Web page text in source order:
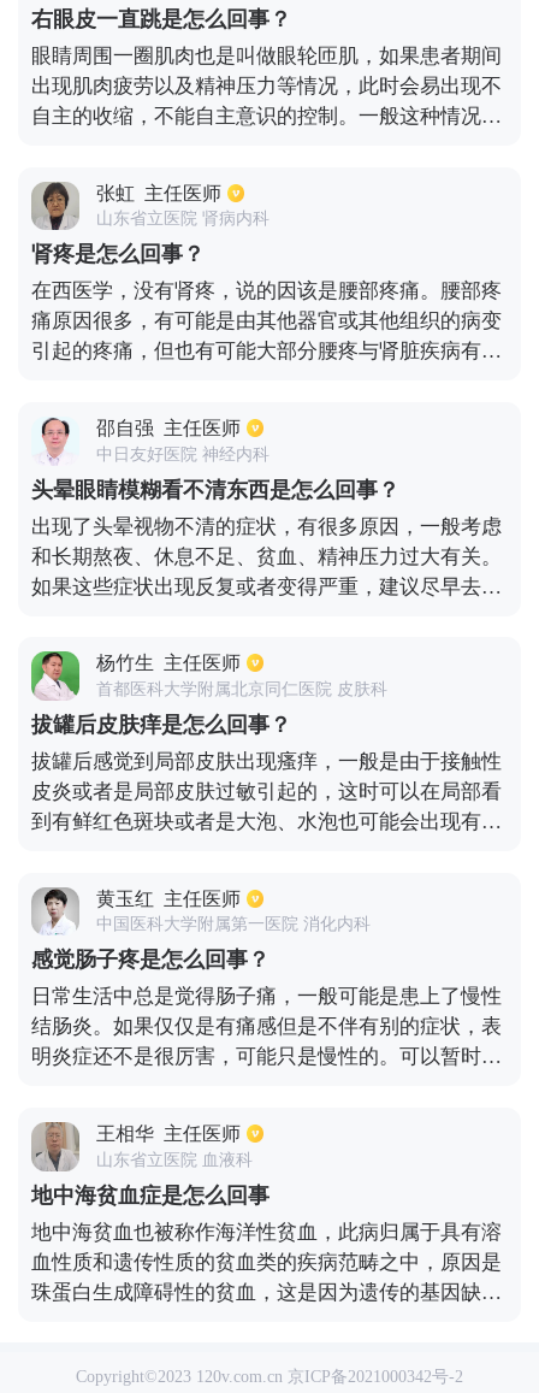
右眼皮一直跳是怎么回事？
眼睛周围一圈肌肉也是叫做眼轮匝肌，如果患者期间
出现肌肉疲劳以及精神压力等情况，此时会易出现不
自主的收缩，不能自主意识的控制。一般这种情况期
状。但针对比较严重的患者，通过休息无法缓解，此
时可采取一些药物来治疗，比如可在医生的指导下采
用营养神经或者注射肉毒素来改善症状。
张虹 主任医师
山东省立医院 肾病内科
肾疼是怎么回事？
在西医学，没有肾疼，说的因该是腰部疼痛。腰部疼
痛原因很多，有可能是由其他器官或其他组织的病变
引起的疼痛，但也有可能大部分腰疼与肾脏疾病有
能是由肾脏原因引起的。所以所谓的肾脏疼痛或腰部
的疼痛有一部分是肾脏病变导致的，一旦这一区域出
现疼痛，就可以根据其他一些表现来确定是否是肾脏
疾病引起的，或直接就医，来确定是否是肾脏问题引
起的。
邵自强 主任医师
中日友好医院 神经内科
头晕眼睛模糊看不清东西是怎么回事？
出现了头晕视物不清的症状，有很多原因，一般考虑
和长期熬夜、休息不足、贫血、精神压力过大有关。
如果这些症状出现反复或者变得严重，建议尽早去医
意有充足的休息。
杨竹生 主任医师
首都医科大学附属北京同仁医院 皮肤科
拔罐后皮肤痒是怎么回事？
拔罐后感觉到局部皮肤出现瘙痒，一般是由于接触性
皮炎或者是局部皮肤过敏引起的，这时可以在局部看
到有鲜红色斑块或者是大泡、水泡也可能会出现有丘
在已经出现有过敏的皮肤表面涂抹炉甘石洗剂来进行
止痒收敛治疗。如果皮肤红肿比较明显的话，还需要
通过硼酸溶液或生理盐水湿敷来进行治疗，同时还要
适量口服抗组胺药物。临床比较常见的就是地氯雷他
定片、盐酸西替利嗪、氯雷他定等进行止痒治疗。同
时还应该避免刺激局部皮肤。
黄玉红 主任医师
中国医科大学附属第一医院 消化内科
感觉肠子疼是怎么回事？
日常生活中总是觉得肠子痛，一般可能是患上了慢性
结肠炎。如果仅仅是有痛感但是不伴有别的症状，表
明炎症还不是很厉害，可能只是慢性的。可以暂时只
一些，不吃油腻、刺激性的东西，不可过饥过饱。如
果痛的一天比一天厉害，还有大便带血的情况，表明
结肠炎已经很严重了，肠道可能已经有了糜烂、出
血，这时应采取药物医治，常用的有益生菌，参苓白
术散等药物来治疗。
王相华 主任医师
山东省立医院 血液科
地中海贫血症是怎么回事
地中海贫血也被称作海洋性贫血，此病归属于具有溶
血性质和遗传性质的贫血类的疾病范畴之中，原因是
珠蛋白生成障碍性的贫血，这是因为遗传的基因缺陷
陷有一定的复杂性和多样性，缺乏的珠蛋白链的类型
Copyright©2023 120v.com.cn 京ICP备2021000342号-2